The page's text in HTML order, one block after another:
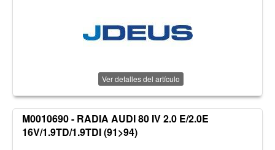
Ver detalles del artículo
M0010690 - RADIA AUDI 80 IV 2.0 E/2.0E
16V/1.9TD/1.9TDI (91>94)